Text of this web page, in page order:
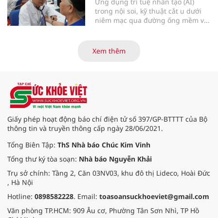
trong nội soi, kỹ thuật cắt u dưới
niêm mạc qua đường ống mềm và
là những nội dung trọng tâm được
báo cáo tại Hội thảo khoa học cập
Xem thêm
Giấy phép hoạt động báo chí điện tử số 397/GP-BTTTT của Bộ
thông tin và truyền thông cấp ngày 28/06/2021.
Tổng Biên Tập: ThS Nhà báo Chúc Kim Vinh
Tổng thư ký tòa soạn: Nhà báo Nguyễn Khải
Trụ sở chính: Tầng 2, Căn 03NV03, khu đô thị Lideco, Hoài Đức
, Hà Nội
Hotline: 0898582228. Email: toasoansuckhoeviet@gmail.com
Văn phòng TP.HCM: 909 Âu cơ, Phường Tân Sơn Nhì, TP Hồ